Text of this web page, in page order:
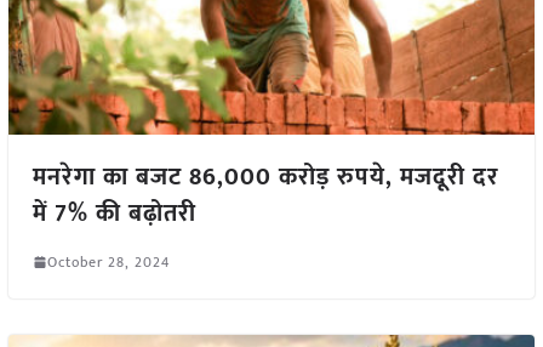
मनरेगा का बजट 86,000 करोड़ रुपये, मजदूरी दर
में 7% की बढ़ोतरी
October 28, 2024